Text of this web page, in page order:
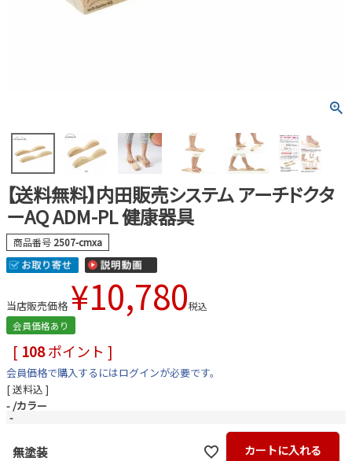
【送料無料】内田販売システム アーチドクタ
ーAQ ADM-PL 健康器具
商品番号 2507-cmxa
当店販売価格 ¥10,780税込
会員価格あり
[ 108ポイント ]
会員価格で購入するにはログインが必要です。
送料込
- カラー
-
無塗装 カートに入れる